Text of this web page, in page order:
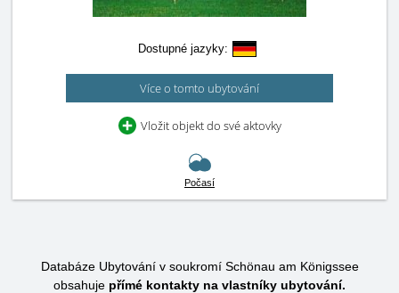
Dostupné jazyky:
Více o tomto ubytování
Vložit objekt do své aktovky
Počasí
Databáze Ubytování v soukromí Schönau am Königssee
obsahuje přímé kontakty na vlastníky ubytování.